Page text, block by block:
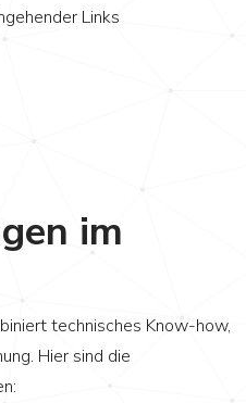
Links
im
technisches Know-how,
Hier sind die